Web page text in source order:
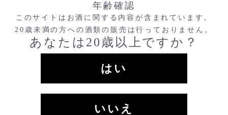
年齢確認
このサイトはお酒に関する内容が含まれています。
20歳未満の方への酒類の販売は行っておりません。
あなたは20歳以上ですか？
はい
いいえ